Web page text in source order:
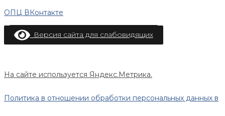
ОПЦ ВКонтакте
Версия сайта для слабовидящих
На сайте используется Яндекс.Метрика.
Политика в отношении обработки персональных данных в